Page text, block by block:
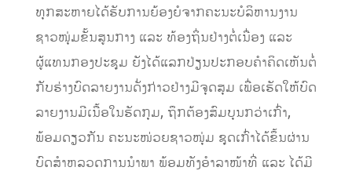
ທຸກສະຫາຍໄດ້ຮັບການຍ້ອງຍໍຈາກຄະນະບໍລິຫານງານ
ຊາວໜຸ່ມຂັ້ນສູນກາງ ແລະ ທ້ອງຖິ່ນຢ່າງຕໍ່ເນື່ອງ ແລະ
ຜູ້ແທນກອງປະຊຸມ ຍັງໄດ້ແລກປ່ຽນປະກອບຄຳຄິດເຫັນຕໍ່
ກັບຮ່າງບົດລາຍງານດັ່ງກ່າວຢ່າງມີຈຸດສຸມ ເພື່ອເຮັດໃຫ້ບົດ
ລາຍງານມີເນື້ອໃນຮັດກຸມ, ຖຶກຕ້ອງສົມບຸນກວ່າເກົ່າ,
ພ້ອມດຽວກັນ ຄະນະໜ່ວຍຊາວໜຸ່ມ ຊຸດເກົ່າໄດ້ຂຶ້ນຜ່ານ
ບົດສຳຫລວດການນຳພາ ພ້ອມທັງອຳລາໜ້າທີ່ ແລະ ໄດ້ມີ